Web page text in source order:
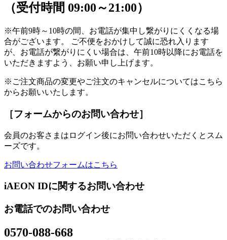
（受付時間 09:00～21:00）
※午前9時～10時の間、お電話が集中し繋がりにくくなる場
合がございます。 ご不便をおかけして誠に恐れ入ります
が、お電話が繋がりにくい場合は、午前10時以降にお電話を
いただきますよう、お願い申し上げます。
※ご注文商品の変更やご注文のキャンセルについてはこちら
からお願いいたします。
［フォームからのお問い合わせ］
会員のお客さまはログイン後にお問い合わせいただくとスム
ーズです。
お問い合わせフォームはこちら
iAEON IDに関するお問い合わせ
お電話でのお問い合わせ
0570-088-668